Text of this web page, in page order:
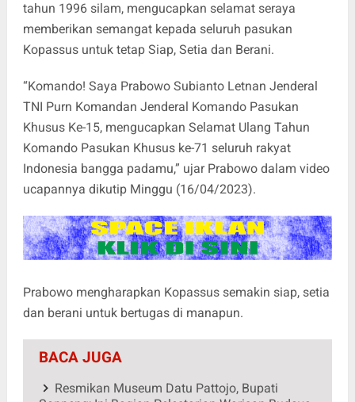
tahun 1996 silam, mengucapkan selamat seraya
memberikan semangat kepada seluruh pasukan
Kopassus untuk tetap Siap, Setia dan Berani.
“Komando! Saya Prabowo Subianto Letnan Jenderal
TNI Purn Komandan Jenderal Komando Pasukan
Khusus Ke-15, mengucapkan Selamat Ulang Tahun
Komando Pasukan Khusus ke-71 seluruh rakyat
Indonesia bangga padamu,” ujar Prabowo dalam video
ucapannya dikutip Minggu (16/04/2023).
Prabowo mengharapkan Kopassus semakin siap, setia
dan berani untuk bertugas di manapun.
BACA JUGA
Resmikan Museum Datu Pattojo, Bupati